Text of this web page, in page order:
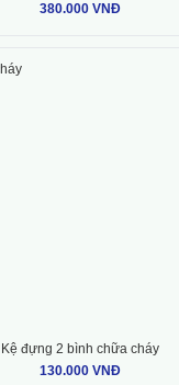
380.000 VNĐ
Kệ đựng 2 bình chữa cháy
130.000 VNĐ